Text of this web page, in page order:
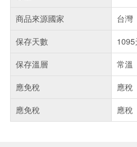
商品來源國家
台灣
保存天數
1095
保存溫層
常溫
應免稅
應稅
應免稅
應稅